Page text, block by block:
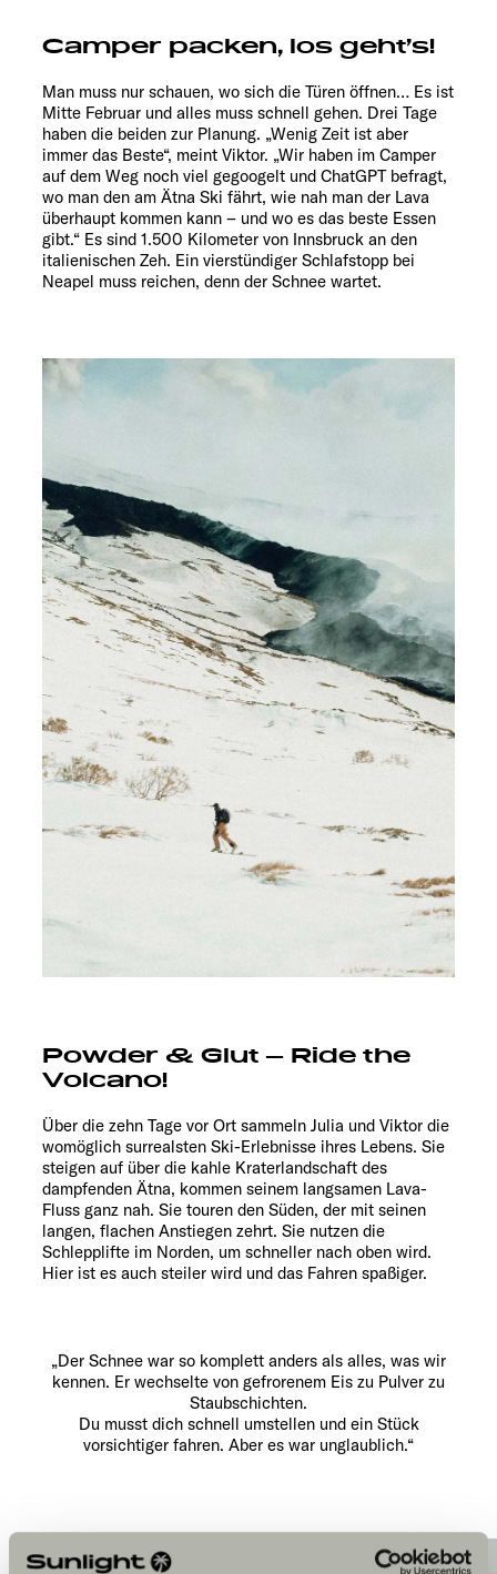
Camper packen, los geht’s!
Man muss nur schauen, wo sich die Türen öffnen… Es ist
Mitte Februar und alles muss schnell gehen. Drei Tage
haben die beiden zur Planung. „Wenig Zeit ist aber
immer das Beste“, meint Viktor. „Wir haben im Camper
auf dem Weg noch viel gegoogelt und ChatGPT befragt,
wo man den am Ätna Ski fährt, wie nah man der Lava
überhaupt kommen kann – und wo es das beste Essen
gibt.“ Es sind 1.500 Kilometer von Innsbruck an den
italienischen Zeh. Ein vierstündiger Schlafstopp bei
Neapel muss reichen, denn der Schnee wartet.
Powder & Glut – Ride the
Volcano!
Über die zehn Tage vor Ort sammeln Julia und Viktor die
womöglich surrealsten Ski-Erlebnisse ihres Lebens. Sie
steigen auf über die kahle Kraterlandschaft des
dampfenden Ätna, kommen seinem langsamen Lava-
Fluss ganz nah. Sie touren den Süden, der mit seinen
langen, flachen Anstiegen zehrt. Sie nutzen die
Schlepplifte im Norden, um schneller nach oben wird.
Hier ist es auch steiler wird und das Fahren spaßiger.
„Der Schnee war so komplett anders als alles, was wir
kennen. Er wechselte von gefrorenem Eis zu Pulver zu
Staubschichten.
Du musst dich schnell umstellen und ein Stück
vorsichtiger fahren. Aber es war unglaublich.“